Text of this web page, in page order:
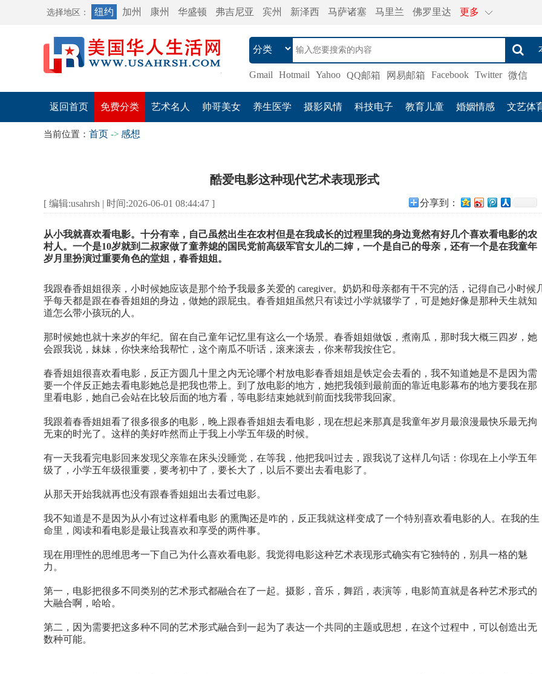
选择地区： 纽约 加州 康州 华盛顿 弗吉尼亚 宾州 新泽西 马萨诸塞 马里兰 佛罗里达 更多
Gmail Hotmail Yahoo QQ邮箱 网易邮箱 Facebook Twitter 微信
返回首页 免费分类 艺术名人 帅哥美女 养生医学 摄影风情 科技电子 教育儿童 婚姻情感 文艺体
当前位置： 首页 -> 感想
酷爱电影这种现代艺术表现形式
[ 编辑:usahrsh | 时间:2026-06-01 08:44:47 ] 分享到：
从小我就喜欢看电影。十分有幸，自己虽然出生在农村但是在我成长的过程里我的身边竟然有好几个喜欢看电影的农
村人。一个是10岁就到二叔家做了童养媳的国民党前高级军官女儿的二婶，一个是自己的母亲，还有一个是在我童年
岁月里扮演过重要角色的堂姐，春香姐姐。
我跟春香姐姐很亲，小时候她应该是那个给予我最多关爱的 caregiver。奶奶和母亲都有干不完的活，记得自己小时候
乎每天都是跟在春香姐姐的身边，做她的跟屁虫。春香姐姐虽然只有读过小学就辍学了，可是她好像是那种天生就知
道怎么带小孩玩的人。
那时候她也就十来岁的年纪。留在自己童年记忆里有这么一个场景。春香姐姐做饭，煮南瓜，那时我大概三四岁，她
会跟我说，妹妹，你快来给我帮忙，这个南瓜不听话，滚来滚去，你来帮我按住它。
春香姐姐很喜欢看电影，反正方圆几十里之内无论哪个村放电影春香姐姐是铁定会去看的，我不知道她是不是因为需
要一个伴反正她去看电影她总是把我也带上。到了放电影的地方，她把我领到最前面的靠近电影幕布的地方要我在那
里看电影，她自己会站在比较后面的地方看，等电影结束她就到前面找我带我回家。
我跟着春香姐姐看了很多很多的电影，晚上跟春香姐姐去看电影，现在想起来那真是我童年岁月最浪漫最快乐最无拘
无束的时光了。这样的美好咋然而止于我上小学五年级的时候。
有一天我看完电影回来发现父亲靠在床头没睡觉，在等我，他把我叫过去，跟我说了这样几句话：你现在上小学五年
级了，小学五年级很重要，要考初中了，要长大了，以后不要出去看电影了。
从那天开始我就再也没有跟春香姐姐出去看过电影。
我不知道是不是因为从小有过这样看电影 的熏陶还是咋的，反正我就这样变成了一个特别喜欢看电影的人。在我的生
命里，阅读和看电影是最让我喜欢和享受的两件事。
现在用理性的思维思考一下自己为什么喜欢看电影。我觉得电影这种艺术表现形式确实有它独特的，别具一格的魅
力。
第一，电影把很多不同类别的艺术形式都融合在了一起。摄影，音乐，舞蹈，表演等，电影简直就是各种艺术形式的
大融合啊，哈哈。
第二，因为需要把这多种不同的艺术形式融合到一起为了表达一个共同的主题或思想，在这个过程中，可以创造出无
数种可能。